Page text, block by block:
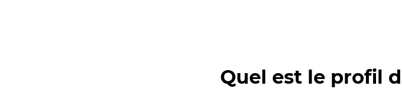
Quel est le profil